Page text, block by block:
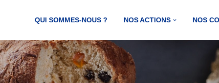
QUI SOMMES-NOUS ? NOS ACTIONS NOS